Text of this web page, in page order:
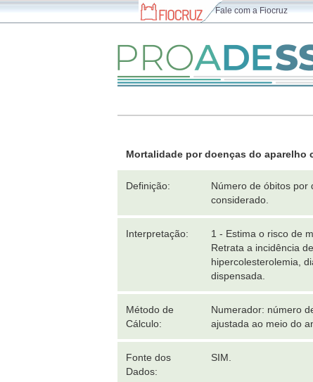
Fale com a Fiocruz
Mortalidade por doenças do aparelho
Definição:
Número de óbitos por
considerado.
Interpretação:
1 - Estima o risco de
Retrata a incidência
hipercolesterolemia,
dispensada.
Método de
Cálculo:
Numerador: número
ajustada ao meio do
Fonte dos
Dados:
SIM.